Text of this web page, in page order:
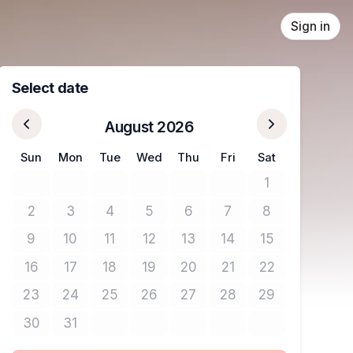
Sign in
Select date
August 2026
Sun Mon Tue Wed Thu Fri Sat
1No tickets
2No tickets available
3No tickets available
4No tickets available
5No tickets available
6No tickets available
7No tickets available
8No tickets
9No tickets available
10No tickets available
11No tickets available
12No tickets available
13No tickets available
14No tickets available
15No tickets
16No tickets available
17No tickets available
18No tickets available
19No tickets available
20No tickets available
21No tickets available
22No tickets
23No tickets available
24No tickets available
25No tickets available
26No tickets available
27No tickets available
28No tickets available
29No tickets
30No tickets available
31No tickets available